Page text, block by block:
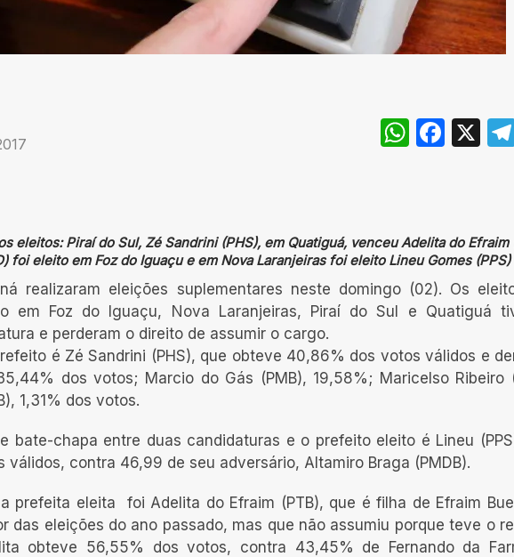
X
eleitos: Piraí do Sul, Zé Sandrini (PHS), em Quatiguá, venceu Adelita do Efraim
foi eleito em Foz do Iguaçu e em Nova Laranjeiras foi eleito Lineu Gomes (PPS)
realizaram eleições suplementares neste domingo (02). Os
em Foz do Iguaçu, Nova Laranjeiras, Piraí do Sul e Quatiguá
e perderam o direito de assumir o cargo.
é Zé Sandrini (PHS), que obteve 40,86% dos votos válidos e
dos votos; Marcio do Gás (PMB), 19,58%; Maricelso Ribeiro
1,31% dos votos.
bate-chapa entre duas candidaturas e o prefeito eleito é Lineu
contra 46,99 de seu adversário, Altamiro Braga (PMDB).
prefeita eleita foi Adelita do Efraim (PTB), que é filha de Efraim
das eleições do ano passado, mas que não assumiu porque teve o
obteve 56,55% dos votos, contra 43,45% de Fernando da